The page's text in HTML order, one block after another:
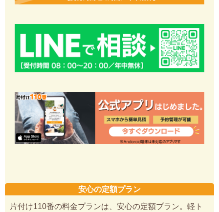
安心の定額プラン
片付け110番の料金プランは、安心の定額プラン。軽ト